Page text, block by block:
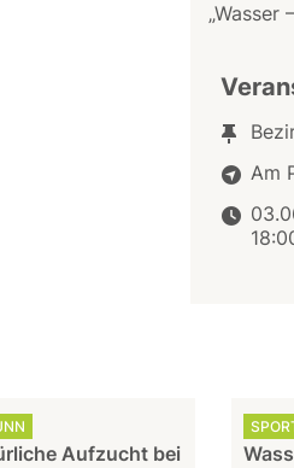
„Wasser
Am
Aufzucht bei